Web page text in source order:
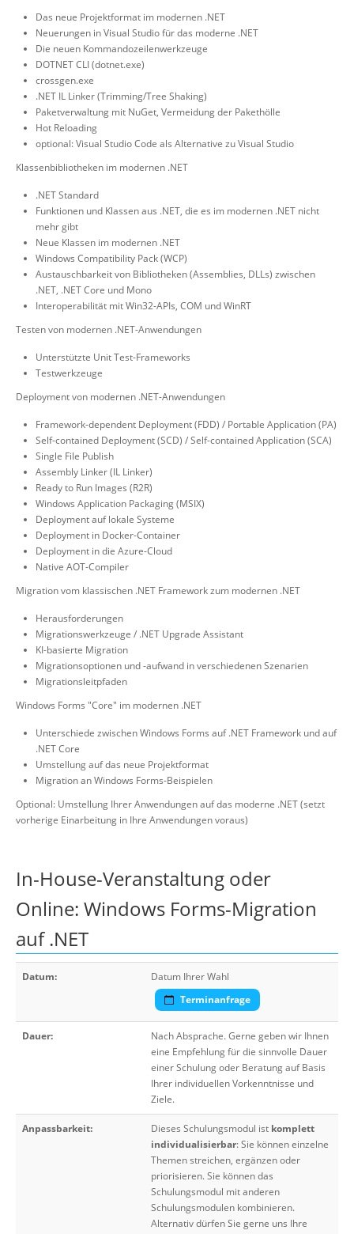
Das neue Projektformat im modernen .NET
Neuerungen in Visual Studio für das moderne .NET
Die neuen Kommandozeilenwerkzeuge
DOTNET CLI (dotnet.exe)
crossgen.exe
.NET IL Linker (Trimming/Tree Shaking)
Paketverwaltung mit NuGet, Vermeidung der Pakethölle
Hot Reloading
optional: Visual Studio Code als Alternative zu Visual Studio
Klassenbibliotheken im modernen .NET
.NET Standard
Funktionen und Klassen aus .NET, die es im modernen .NET nicht
mehr gibt
Neue Klassen im modernen .NET
Windows Compatibility Pack (WCP)
Austauschbarkeit von Bibliotheken (Assemblies, DLLs) zwischen
.NET, .NET Core und Mono
Interoperabilität mit Win32-APIs, COM und WinRT
Testen von modernen .NET-Anwendungen
Unterstützte Unit Test-Frameworks
Testwerkzeuge
Deployment von modernen .NET-Anwendungen
Framework-dependent Deployment (FDD) / Portable Application (PA)
Self-contained Deployment (SCD) / Self-contained Application (SCA)
Single File Publish
Assembly Linker (IL Linker)
Ready to Run Images (R2R)
Windows Application Packaging (MSIX)
Deployment auf lokale Systeme
Deployment in Docker-Container
Deployment in die Azure-Cloud
Native AOT-Compiler
Migration vom klassischen .NET Framework zum modernen .NET
Herausforderungen
Migrationswerkzeuge / .NET Upgrade Assistant
KI-basierte Migration
Migrationsoptionen und -aufwand in verschiedenen Szenarien
Migrationsleitpfaden
Windows Forms "Core" im modernen .NET
Unterschiede zwischen Windows Forms auf .NET Framework und auf
.NET Core
Umstellung auf das neue Projektformat
Migration an Windows Forms-Beispielen
Optional: Umstellung Ihrer Anwendungen auf das moderne .NET (setzt
vorherige Einarbeitung in Ihre Anwendungen voraus)
In-House-Veranstaltung oder
Online: Windows Forms-Migration
auf .NET
Datum:
Datum Ihrer Wahl
Terminanfrage
Dauer:
Nach Absprache. Gerne geben wir Ihnen
eine Empfehlung für die sinnvolle Dauer
einer Schulung oder Beratung auf Basis
Ihrer individuellen Vorkenntnisse und
Ziele.
Anpassbarkeit: Dieses Schulungsmodul ist komplett
individualisierbar: Sie können einzelne
Themen streichen, ergänzen oder
priorisieren. Sie können das
Schulungsmodul mit anderen
Schulungsmodulen kombinieren.
Alternativ dürfen Sie gerne uns Ihre